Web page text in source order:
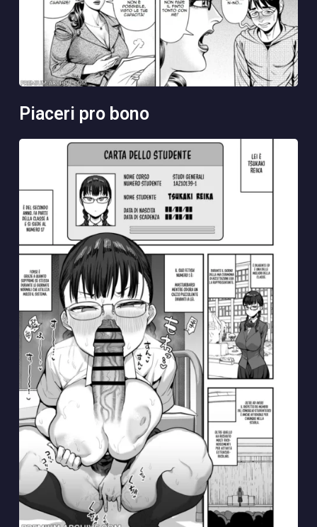
piaceri pro bono